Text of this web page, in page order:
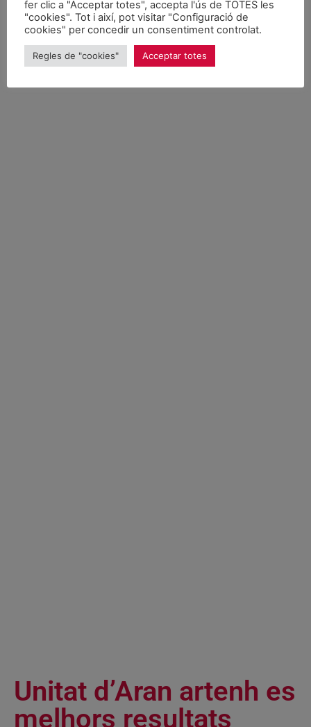
Unitat d’Aran artenh es
melhors resultats
fer clic a "Acceptar totes", accepta l'ús de TOTES les
"cookies". Tot i així, pot visitar "Configuració de
cookies" per concedir un consentiment controlat.
Regles de "cookies" Acceptar totes